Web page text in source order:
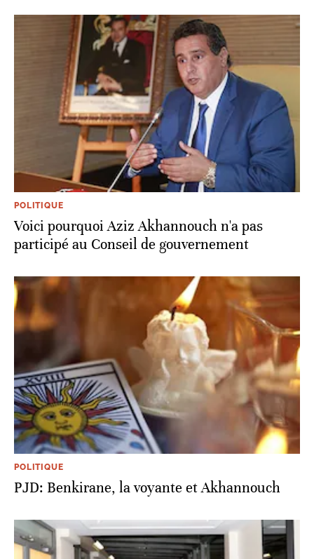
POLITIQUE
Voici pourquoi Aziz Akhannouch n'a pas
participé au Conseil de gouvernement
POLITIQUE
PJD: Benkirane, la voyante et Akhannouch